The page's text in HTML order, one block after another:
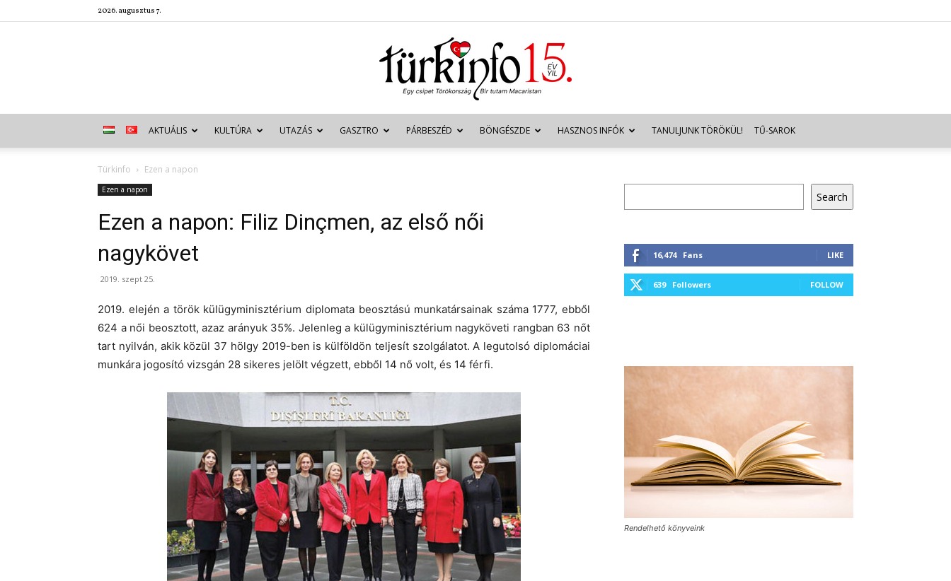
2026. augusztus 7.
Türkinfo
AKTUÁLIS KULTÚRA UTAZÁS GASZTRO PÁRBESZÉD BÖNGÉSZDE HASZNOS INFÓK TANULJUNK TÖRÖKÜL! TŰ-SAROK
Türkinfo Ezen a napon
Ezen a napon
Ezen a napon: Filiz Dinçmen, az első női
nagykövet
2019. szept 25.
2019. elején a török külügyminisztérium diplomata beosztású munkatársainak száma 1777, ebből
624 a női beosztott, azaz arányuk 35%. Jelenleg a külügyminisztérium nagyköveti rangban 63 nőt
tart nyilván, akik közül 37 hölgy 2019-ben is külföldön teljesít szolgálatot. A legutolsó diplomáciai
munkára jogosító vizsgán 28 sikeres jelölt végzett, ebből 14 nő volt, és 14 férfi.
Search
16,474 Fans LIKE
639 Followers FOLLOW
Rendelhető könyveink